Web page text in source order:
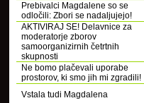
Prebivalci Magdalene so se
odločili: Zbori se nadaljujejo!
AKTIVIRAJ SE! Delavnice za
moderatorje zborov
samoorganizirnih četrtnih
skupnosti
Ne bomo plačevali uporabe
prostorov, ki smo jih mi zgradili!
Vstala tudi Magdalena